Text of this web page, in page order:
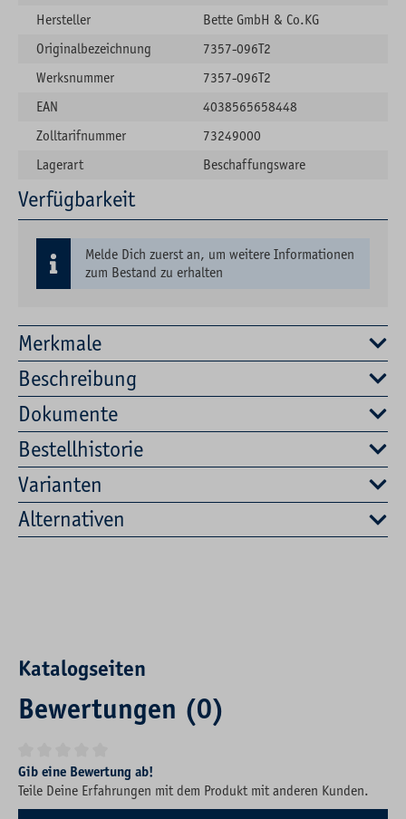
Merkmale
Beschreibung
Dokumente
Bestellhistorie
Varianten
Alternativen
Hersteller
Bette GmbH & Co.KG
Originalbezeichnung
7357-096T2
Werksnummer
7357-096T2
EAN
4038565658448
Zolltarifnummer
73249000
Lagerart
Beschaffungsware
Verfügbarkeit
Melde Dich zuerst an, um weitere Informationen
zum Bestand zu erhalten
Katalogseiten
Bewertungen (0)
Durchschnittliche Bewertung von 0 von 5 Sternen
Gib eine Bewertung ab!
Teile Deine Erfahrungen mit dem Produkt mit anderen Kunden.